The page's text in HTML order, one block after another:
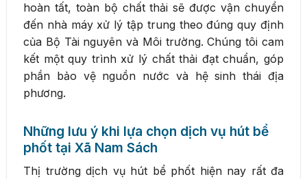
hoàn tất, toàn bộ chất thải sẽ được vận chuyển
đến nhà máy xử lý tập trung theo đúng quy định
của Bộ Tài nguyên và Môi trường. Chúng tôi cam
kết một quy trình xử lý chất thải đạt chuẩn, góp
phần bảo vệ nguồn nước và hệ sinh thái địa
phương.
Những lưu ý khi lựa chọn dịch vụ hút bể
phốt tại Xã Nam Sách
Thị trường dịch vụ hút bể phốt hiện nay rất đa